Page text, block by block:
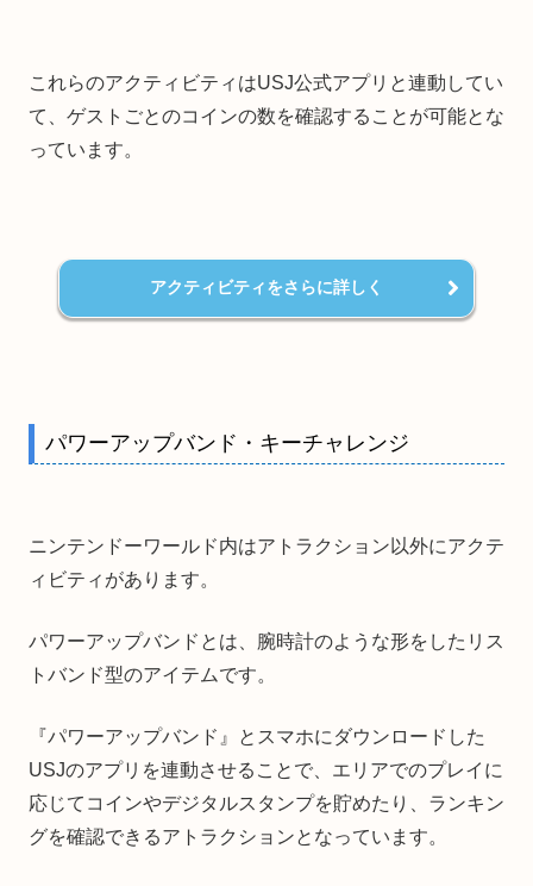
これらのアクティビティはUSJ公式アプリと連動してい
て、ゲストごとのコインの数を確認することが可能とな
っています。
アクティビティをさらに詳しく
パワーアップバンド・キーチャレンジ
ニンテンドーワールド内はアトラクション以外にアクテ
ィビティがあります。
パワーアップバンドとは、腕時計のような形をしたリス
トバンド型のアイテムです。
『パワーアップバンド』とスマホにダウンロードした
USJのアプリを連動させることで、エリアでのプレイに
応じてコインやデジタルスタンプを貯めたり、ランキン
グを確認できるアトラクションとなっています。